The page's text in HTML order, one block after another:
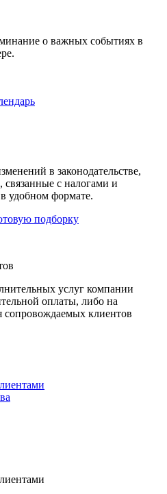
о важных событиях в
в законодательстве,
связанные с налогами и
удобном формате.
подборку
услуг компании
оплаты, либо на
сопровождаемых клиентов